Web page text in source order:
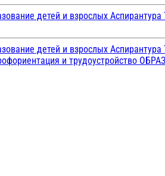
детей и взрослых Аспирантура
детей и взрослых Аспирантура
и трудоустройство